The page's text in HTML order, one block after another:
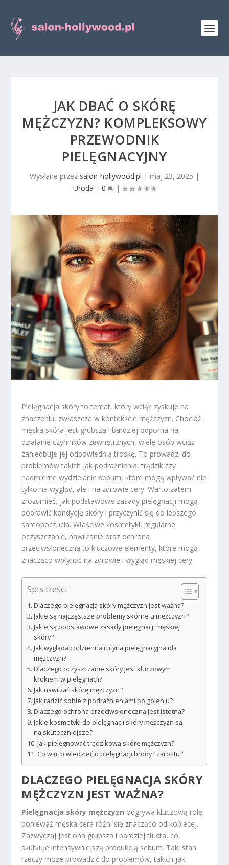
JAK DBAĆ O SKÓRĘ
MĘŻCZYZN? KOMPLEKSOWY
PRZEWODNIK
PIELĘGNACYJNY
Wysłane przez salon-hollywood.pl | maj 23, 2025 |
Uroda | 0 |
Pielęgnacja skóry to temat, który wciąż zyskuje na
znaczeniu, zwłaszcza w kontekście mężczyzn. Chociaż
męska skóra jest grubsza i bardziej odporna na
działanie czynników zewnętrznych, wiele osób wciąż
zaniedbuje jej odpowiednią troskę. To prowadzi do
problemów takich jak podrażnienia, trądzik czy
nadmierne wydzielanie sebum, które mogą wpływać nie
tylko na wygląd, ale i na zdrowie cery. Warto zatem
zrozumieć, jak podstawowe zasady pielęgnacji mogą
poprawić kondycję skóry i przyczynić się do lepszego
samopoczucia. Właściwe kosmetyki, regularne
oczyszczanie, nawilżanie oraz ochrona
przeciwsłoneczna to kluczowe elementy, które mogą
znacząco wpłynąć na zdrowie i wygląd męskiej cery.
Spis treści
Dlaczego pielęgnacja skóry mężczyzn jest ważna?
Jakie są najczęstsze problemy skórne u mężczyzn?
Jakie są podstawowe zasady pielęgnacji męskiej
skóry?
Jak wygląda codzienna rutyna pielęgnacyjna dla
mężczyzn?
Dlaczego oczyszczanie skóry jest kluczowym
krokiem w pielęgnacji?
Jak nawilżać skórę mężczyzn?
Jak radzić sobie z podrażnieniami po goleniu?
Dlaczego ochrona przeciwsłoneczna jest istotna?
Jakie kosmetyki do pielęgnacji skóry mężczyzn są
najskuteczniejsze?
Jak pielęgnować trądzikową skórę mężczyzn?
Co warto wiedzieć o pielęgnacji brody i zarostu?
DLACZEGO PIELĘGNACJA SKÓRY
MĘŻCZYZN JEST WAŻNA?
Pielęgnacja skóry mężczyzn odgrywa kluczową rolę,
ponieważ męska cera różni się znacząco od kobiecej.
Zazwyczaj jest ona grubsza i bardziej tłusta, co
skutkuje intensywniejszą produkcją sebum. Taki stan
rzeczy może prowadzić do problemów, takich jak